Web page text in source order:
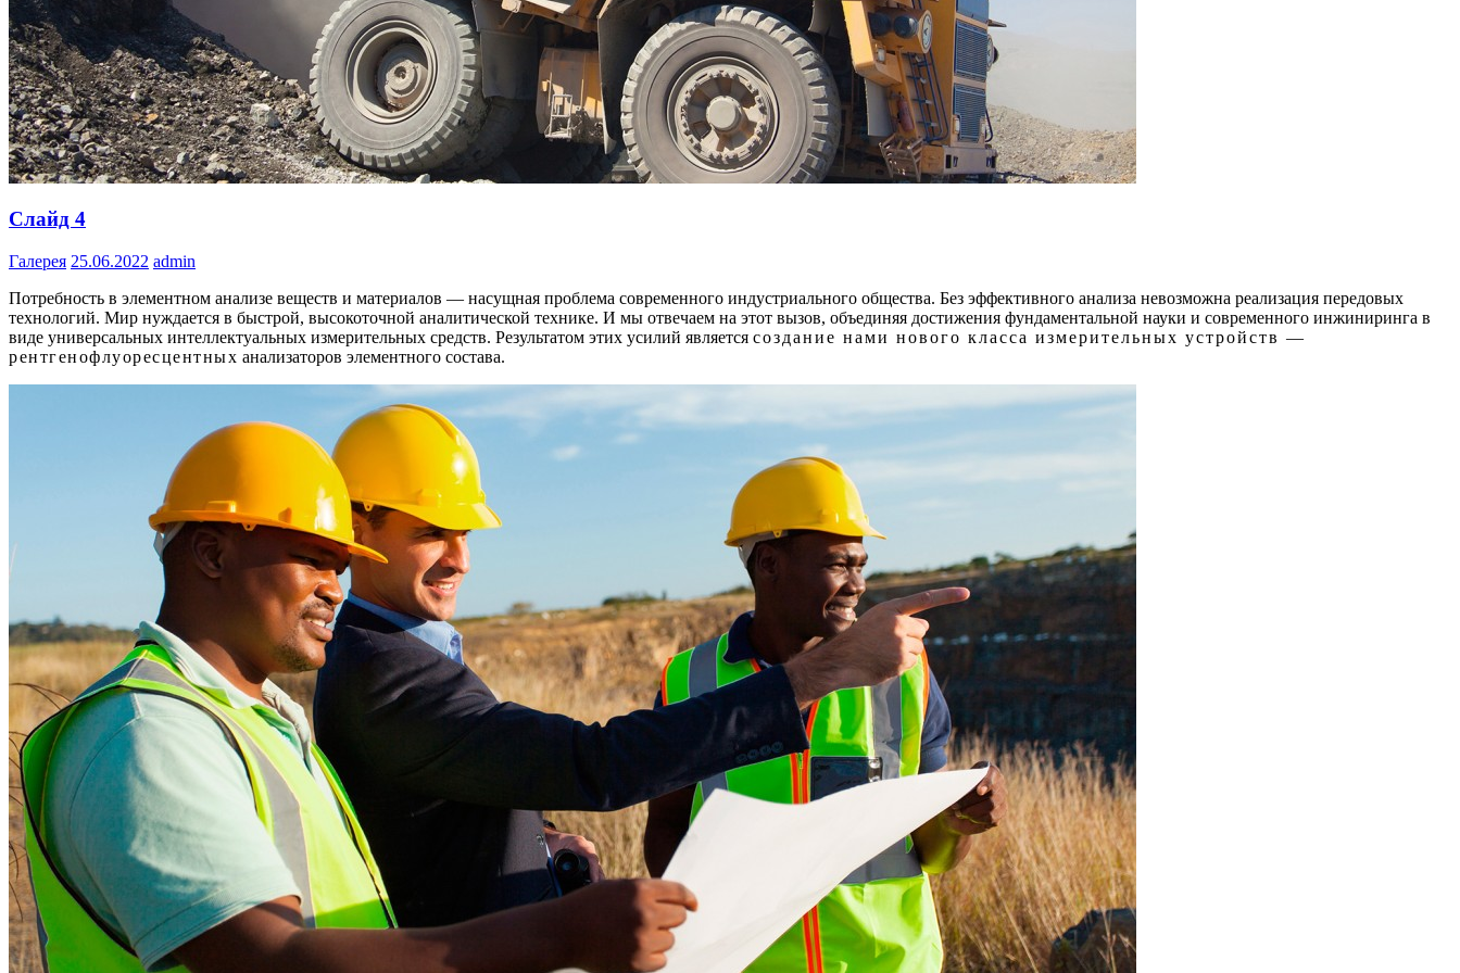
Слайд 4
Галерея 25.06.2022 admin
Потребность в элементном анализе веществ и материалов — насущная проблема современного индустриального общества. Без эффективного анализа невозможна реализация передовых
технологий. Мир нуждается в быстрой, высокоточной аналитической технике. И мы отвечаем на этот вызов, объединяя достижения фундаментальной науки и современного инжиниринга в
виде универсальных интеллектуальных измерительных средств. Результатом этих усилий является создание нами нового класса измерительных устройств —
рентгенофлуоресцентных анализаторов элементного состава.